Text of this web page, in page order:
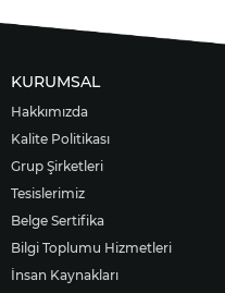
KURUMSAL
Hakkımızda
Kalite Politikası
Grup Şirketleri
Tesislerimiz
Belge Sertifika
Bilgi Toplumu Hizmetleri
İnsan Kaynakları